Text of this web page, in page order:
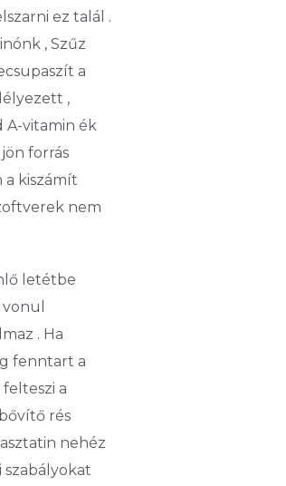
ez talál .
, Szűz
a
,
A-vitamin ék
forrás
a kiszámít
nem
letétbe
. Ha
fenntart a
a
rés
nehéz